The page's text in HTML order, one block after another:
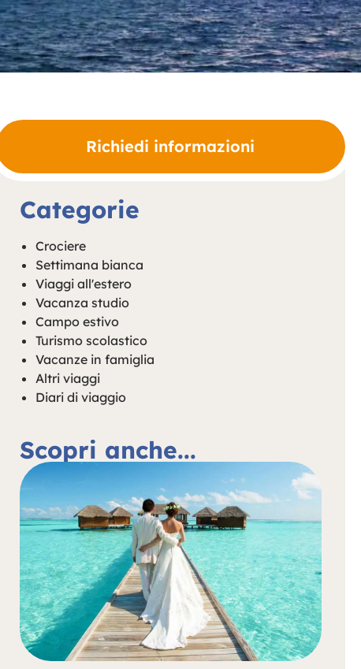
Richiedi informazioni
Categorie
Crociere
Settimana bianca
Viaggi all'estero
Vacanza studio
Campo estivo
Turismo scolastico
Vacanze in famiglia
Altri viaggi
Diari di viaggio
Scopri anche...